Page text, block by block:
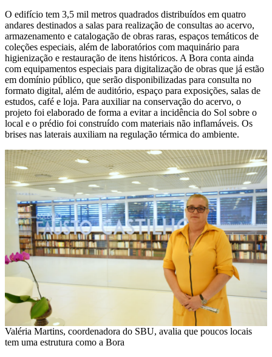
O edifício tem 3,5 mil metros quadrados distribuídos em quatro
andares destinados a salas para realização de consultas ao acervo,
armazenamento e catalogação de obras raras, espaços temáticos de
coleções especiais, além de laboratórios com maquinário para
higienização e restauração de itens históricos. A Bora conta ainda
com equipamentos especiais para digitalização de obras que já estão
em domínio público, que serão disponibilizadas para consulta no
formato digital, além de auditório, espaço para exposições, salas de
estudos, café e loja. Para auxiliar na conservação do acervo, o
projeto foi elaborado de forma a evitar a incidência do Sol sobre o
local e o prédio foi construído com materiais não inflamáveis. Os
brises nas laterais auxiliam na regulação térmica do ambiente.
Valéria Martins, coordenadora do SBU, avalia que poucos locais
tem uma estrutura como a Bora